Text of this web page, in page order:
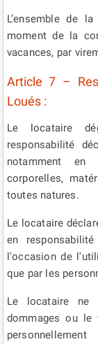
L’ensemble de
moment de la
vacances, par
Article 7 –
Loués :
Le locataire
responsabilité
notamment en
corporelles,
toutes natures.
Le locataire
en
l'occasion de
que par les
Le locataire ne
dommages ou le